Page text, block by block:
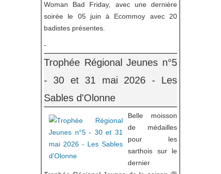
Woman Bad Friday, avec une dernière
soirée le 05 juin à Ecommoy avec 20
badistes présentes.
-
Trophée Régional Jeunes n°5
- 30 et 31 mai 2026 - Les
Sables d'Olonne
Belle moisson
de médailles
pour les
sarthois sur le
dernier